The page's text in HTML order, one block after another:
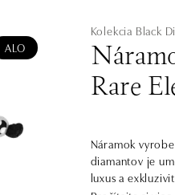
ALO
Kolekcia Black
Rare
Náramok
diamantov je
luxus a